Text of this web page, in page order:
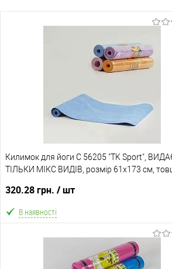
Килимок для йоги C 56205 "TK Sport",
ТІЛЬКИ МІКС ВИДІВ, розмір 61х173 см,
320.28 грн. / шт
В наявності
В кошик